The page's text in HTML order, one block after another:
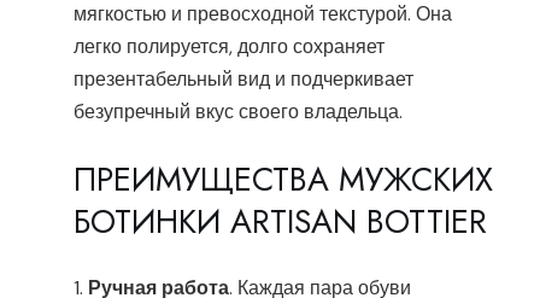
мягкостью и превосходной текстурой. Она
легко полируется, долго сохраняет
презентабельный вид и подчеркивает
безупречный вкус своего владельца.
ПРЕИМУЩЕСТВА МУЖСКИХ
БОТИНКИ ARTISAN BOTTIER
Ручная работа. Каждая пара обуви